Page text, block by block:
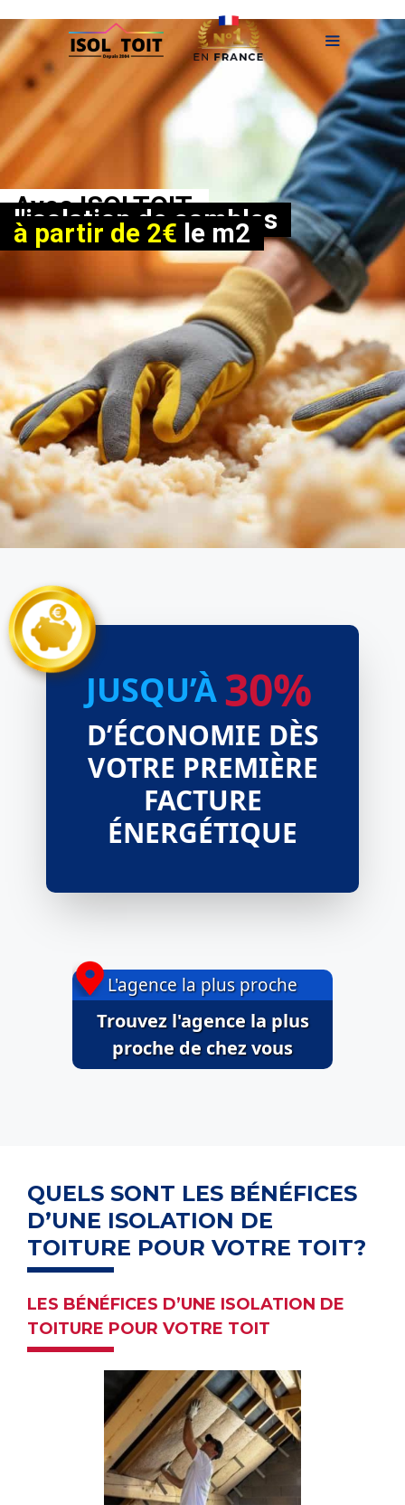
Aller
au
contenu
Menu
Avec ISOLTOIT,
l'isolation de combles
à partir de 2€ le m2
L'agence la plus proche
Trouvez l'agence la plus
proche de chez vous
JUSQU’À30%
D’ÉCONOMIE DÈS
VOTRE PREMIÈRE
FACTURE
ÉNERGÉTIQUE
QUELS SONT LES BÉNÉFICES
D’UNE ISOLATION DE
TOITURE POUR VOTRE TOIT?
LES BÉNÉFICES D’UNE ISOLATION DE
TOITURE POUR VOTRE TOIT